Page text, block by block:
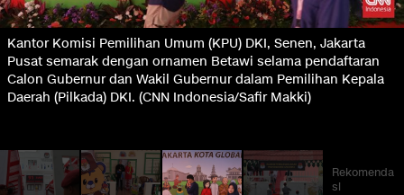
Kantor Komisi Pemilihan Umum (KPU) DKI, Senen, Jakarta
Pusat semarak dengan ornamen Betawi selama pendaftaran
Calon Gubernur dan Wakil Gubernur dalam Pemilihan Kepala
Daerah (Pilkada) DKI. (CNN Indonesia/Safir Makki)
Rekomenda
si